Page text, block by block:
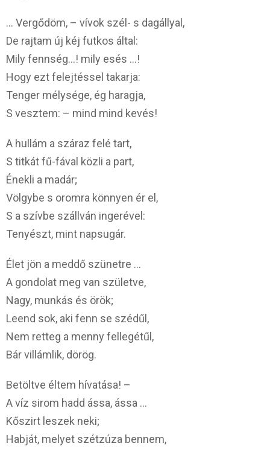
… Vergődöm, – vívok szél- s dagállyal,
De rajtam új kéj futkos által:
Mily fennség…! mily esés …!
Hogy ezt felejtéssel takarja:
Tenger mélysége, ég haragja,
S vesztem: – mind mind kevés!
A hullám a száraz felé tart,
S titkát fű-fával közli a part,
Énekli a madár;
Völgybe s oromra könnyen ér el,
S a szívbe szállván ingerével:
Tenyészt, mint napsugár.
Élet jön a meddő szünetre …
A gondolat meg van születve,
Nagy, munkás és örök;
Leend sok, aki fenn se szédűl,
Nem retteg a menny fellegétűl,
Bár villámlik, dörög.
Betöltve éltem hívatása! –
A víz sirom hadd ássa, ássa …
Kőszirt leszek neki;
Habját, melyet szétzúza bennem,